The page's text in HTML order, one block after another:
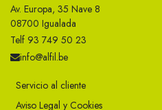
Av. Europa, 35 Nave 8
08700 Igualada
Telf 93 749 50 23
info@alfil.be
Servicio al cliente
Aviso Legal y Cookies